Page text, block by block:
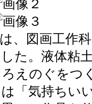
、図画工作
た。液体粘
えのぐをつ
「気持ちい